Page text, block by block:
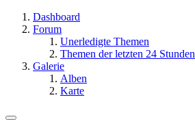
Dashboard
Forum
Unerledigte Themen
Themen der letzten 24 Stunden
Galerie
Alben
Karte